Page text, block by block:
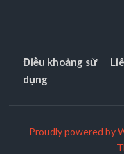
Điều khoảng sử
dụng
Proudly powered by